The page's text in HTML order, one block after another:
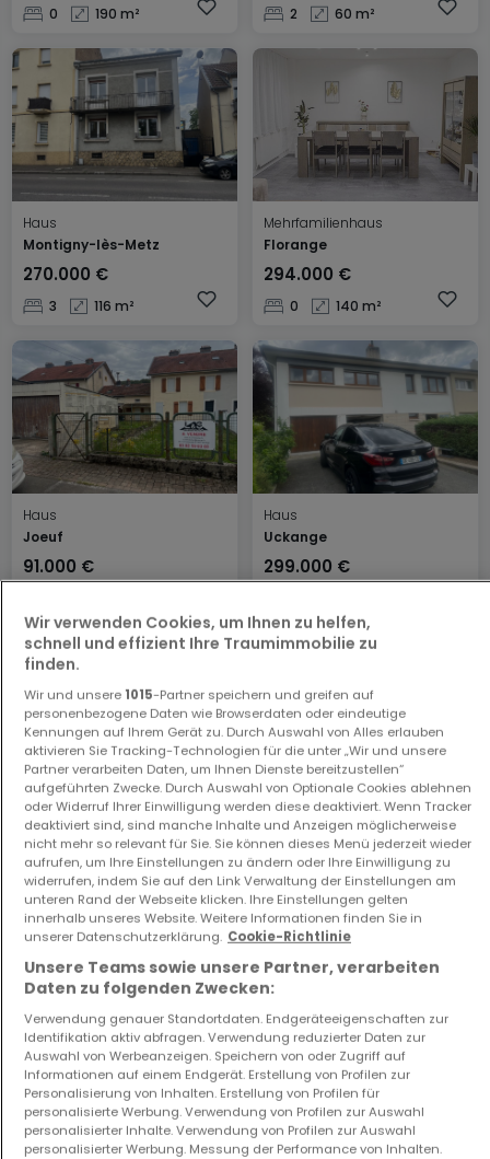
0 190 m² 2 60 m²
Haus
Montigny-lès-Metz
270.000 €
3 116 m²
Mehrfamilienhaus
Florange
294.000 €
0 140 m²
Haus
Joeuf
91.000 €
Haus
Uckange
299.000 €
Haus
Thionville
279.000 €
3 101 m²
Haus
Florange
329.000 €
3 100 m²
Haus
Hayange
137.000 €
Grundstück
Florange
109.000 €
Wir verwenden Cookies, um Ihnen zu helfen,
schnell und effizient Ihre Traumimmobilie zu
finden.
Wir und unsere 1015-Partner speichern und greifen auf
personenbezogene Daten wie Browserdaten oder eindeutige
Kennungen auf Ihrem Gerät zu. Durch Auswahl von Alles erlauben
aktivieren Sie Tracking-Technologien für die unter „Wir und unsere
Partner verarbeiten Daten, um Ihnen Dienste bereitzustellen“
aufgeführten Zwecke. Durch Auswahl von Optionale Cookies ablehnen
oder Widerruf Ihrer Einwilligung werden diese deaktiviert. Wenn Tracker
deaktiviert sind, sind manche Inhalte und Anzeigen möglicherweise
nicht mehr so relevant für Sie. Sie können dieses Menü jederzeit wieder
aufrufen, um Ihre Einstellungen zu ändern oder Ihre Einwilligung zu
widerrufen, indem Sie auf den Link Verwaltung der Einstellungen am
unteren Rand der Webseite klicken. Ihre Einstellungen gelten
innerhalb unseres Website. Weitere Informationen finden Sie in
unserer Datenschutzerklärung. Cookie-Richtlinie
Unsere Teams sowie unsere Partner, verarbeiten
Daten zu folgenden Zwecken:
Verwendung genauer Standortdaten. Endgeräteeigenschaften zur
Identifikation aktiv abfragen. Verwendung reduzierter Daten zur
Auswahl von Werbeanzeigen. Speichern von oder Zugriff auf
Informationen auf einem Endgerät. Erstellung von Profilen zur
Personalisierung von Inhalten. Erstellung von Profilen für
personalisierte Werbung. Verwendung von Profilen zur Auswahl
personalisierter Inhalte. Verwendung von Profilen zur Auswahl
personalisierter Werbung. Messung der Performance von Inhalten.